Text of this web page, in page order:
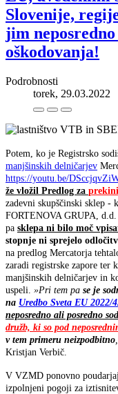
Slovenije,
jim
oškodovanja!
Podrobnosti
torek, 29.03.2022
Potem, ko je Registrsko
manjšinskih delničarjev
https://youtu.be/
že vložil Predlog za
zadevni skupščinski sklep -
FORTENOVA GRUPA,
pa sklepa ni bilo moč
stopnje ni sprejelo
na predlog Mercatorja
zaradi registrske zapore ter
manjšinskih delničarjev in
uspeli. »Pri tem pa se je
na Uredbo Sveta EU 2022/
neposredno ali posredno
družb, ki so pod
v tem primeru neizpodbitno
Kristjan Verbič.
V VZMD ponovno
izpolnjeni pogoji za